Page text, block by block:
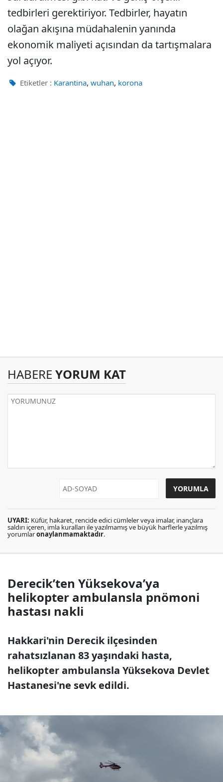
tedbirleri gerektiriyor. Tedbirler, hayatın
olağan akışına müdahalenin yanında
ekonomik maliyeti açısından da tartışmalara
yol açıyor.
Etiketler : Karantina, wuhan, korona
HABERE YORUM KAT
UYARI: Küfür, hakaret, rencide edici cümleler veya imalar, inançlara
saldırı içeren, imla kuralları ile yazılmamış ve büyük harflerle yazılmış
yorumlaronaylanmamaktadır.
Derecik’ten Yüksekova’ya
helikopter ambulansla pnömoni
hastası nakli
Hakkari'nin Derecik ilçesinden
rahatsızlanan 83 yaşındaki hasta,
helikopter ambulansla Yüksekova Devlet
Hastanesi'ne sevk edildi.